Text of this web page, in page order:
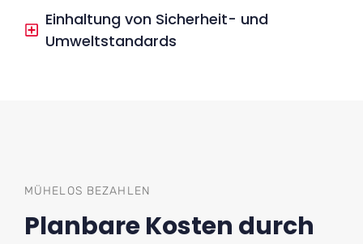
Einhaltung von Sicherheit- und
Umweltstandards
MÜHELOS BEZAHLEN
Planbare Kosten durch